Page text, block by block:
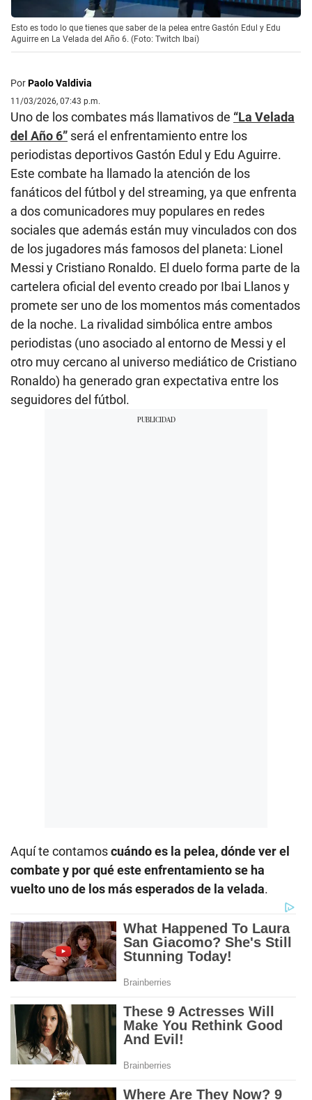
Esto es todo lo que tienes que saber de la pelea entre Gastón Edul y Edu
Aguirre en La Velada del Año 6. (Foto: Twitch Ibai)
PorPaolo Valdivia
11/03/2026, 07:43 p.m.
Uno de los combates más llamativos de “La Velada
del Año 6” será el enfrentamiento entre los
periodistas deportivos Gastón Edul y Edu Aguirre.
Este combate ha llamado la atención de los
fanáticos del fútbol y del streaming, ya que enfrenta
a dos comunicadores muy populares en redes
sociales que además están muy vinculados con dos
de los jugadores más famosos del planeta: Lionel
Messi y Cristiano Ronaldo. El duelo forma parte de la
cartelera oficial del evento creado por Ibai Llanos y
promete ser uno de los momentos más comentados
de la noche. La rivalidad simbólica entre ambos
periodistas (uno asociado al entorno de Messi y el
otro muy cercano al universo mediático de Cristiano
Ronaldo) ha generado gran expectativa entre los
seguidores del fútbol.
Aquí te contamoscuándo es la pelea, dónde ver el
combate y por qué este enfrentamiento se ha
vuelto uno de los más esperados de la velada.